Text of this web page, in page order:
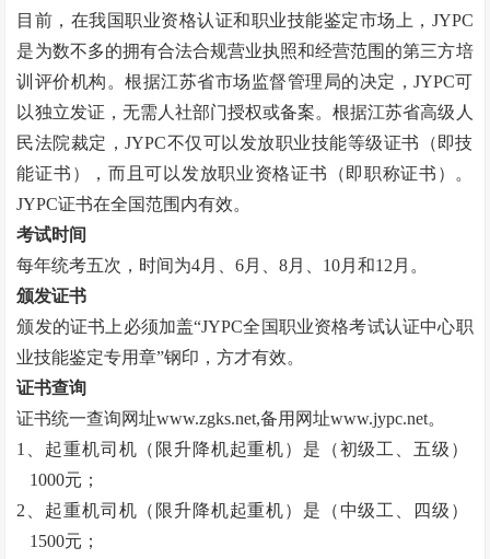
目前，在我国职业资格认证和职业技能鉴定市场上， JYPC
是为数不多的拥有合法合规营业执照和经营范围的第三方培
训评价机构。根据江苏省市场监督管理局的决定，JYPC可
以独立发证，无需人社部门授权或备案。根据江苏省高级人
民法院裁定，JYPC不仅可以发放职业技能等级证书（即技
能证书），而且可以发放职业资格证书（即职称证书）。
JYPC证书在全国范围内有效。
考试时间
每年统考五次，时间为4月、6月、8月、10月和12月。
颁发证书
颁发的证书上必须加盖“JYPC全国职业资格考试认证中心职
业技能鉴定专用章”钢印，方才有效。
证书查询
证书统一查询网址www.zgks.net,备用网址www.jypc.net。
1、起重机司机（限升降机起重机）是（初级工、五级）
1000元；
2、起重机司机（限升降机起重机）是（中级工、四级）
1500元；